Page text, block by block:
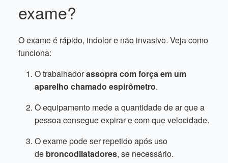
exame?
O exame é rápido, indolor e não invasivo. Veja como
funciona:
O trabalhadorassopra com força em um
aparelho chamado espirômetro.
O equipamento mede a quantidade de ar que a
pessoa consegue expirar e com que velocidade.
O exame pode ser repetido após uso
de broncodilatadores, se necessário.